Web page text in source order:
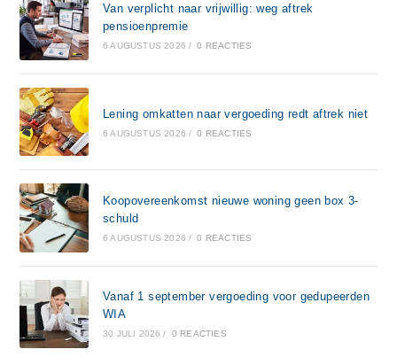
Van verplicht naar vrijwillig: weg aftrek
pensioenpremie
6 AUGUSTUS 2026 / 0 REACTIES
Lening omkatten naar vergoeding redt aftrek niet
6 AUGUSTUS 2026 / 0 REACTIES
Koopovereenkomst nieuwe woning geen box 3-
schuld
6 AUGUSTUS 2026 / 0 REACTIES
Vanaf 1 september vergoeding voor gedupeerden
WIA
30 JULI 2026 / 0 REACTIES